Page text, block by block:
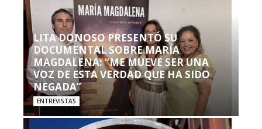
LITA DONOSO PRESENTÓ SU
DOCUMENTAL SOBRE MARÍA
MAGDALENA: “ME MUEVE SER UNA
VOZ DE ESTA VERDAD QUE HA SIDO
NEGADA”
ENTREVISTAS